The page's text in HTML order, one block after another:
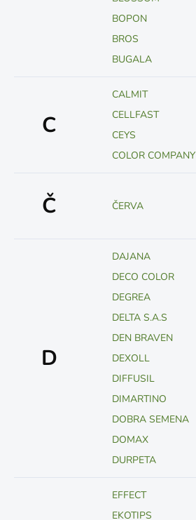
BOPON
BROS
BUGALA
C
CALMIT
CELLFAST
CEYS
COLOR COMPANY
Č ČERVA
D
DAJANA
DECO COLOR
DEGREA
DELTA S.A.S
DEN BRAVEN
DEXOLL
DIFFUSIL
DIMARTINO
DOBRA SEMENA
DOMAX
DURPETA
EFFECT
EKOTIPS